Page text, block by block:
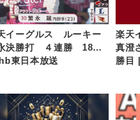
イーグルス ルーキー
決勝打 ４連勝 18日
東日本放送
楽天
真澄
勝目